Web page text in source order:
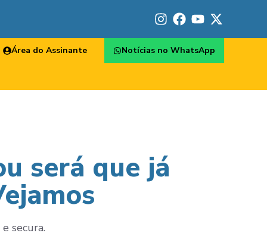
Área do Assinante Notícias no WhatsApp
será que já
secura.